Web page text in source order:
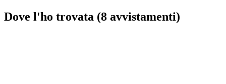
Dove l'ho trovata (8 avvistamenti)